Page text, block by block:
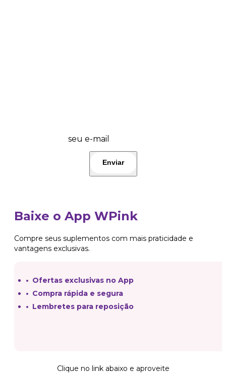
seu e-mail
Baixe o App WPink
Compre seus suplementos com mais praticidade e
vantagens exclusivas.
Ofertas exclusivas no App
Compra rápida e segura
Lembretes para reposição
Clique no link abaixo e aproveite